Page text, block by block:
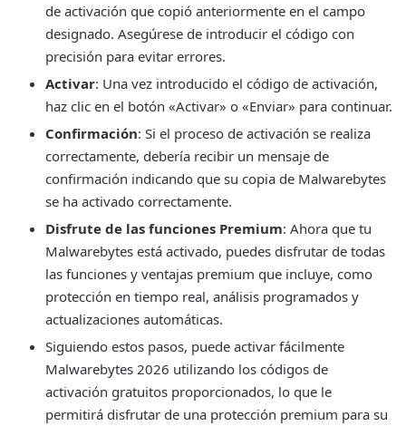
de activación que copió anteriormente en el campo
designado. Asegúrese de introducir el código con
precisión para evitar errores.
Activar: Una vez introducido el código de activación,
haz clic en el botón «Activar» o «Enviar» para continuar.
Confirmación: Si el proceso de activación se realiza
correctamente, debería recibir un mensaje de
confirmación indicando que su copia de Malwarebytes
se ha activado correctamente.
Disfrute de las funciones Premium: Ahora que tu
Malwarebytes está activado, puedes disfrutar de todas
las funciones y ventajas premium que incluye, como
protección en tiempo real, análisis programados y
actualizaciones automáticas.
Siguiendo estos pasos, puede activar fácilmente
Malwarebytes 2026 utilizando los códigos de
activación gratuitos proporcionados, lo que le
permitirá disfrutar de una protección premium para su